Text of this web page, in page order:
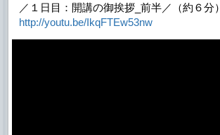
／１日目：開講の御挨拶_前半／（約６分）
http://youtu.be/IkqFTEw53nw